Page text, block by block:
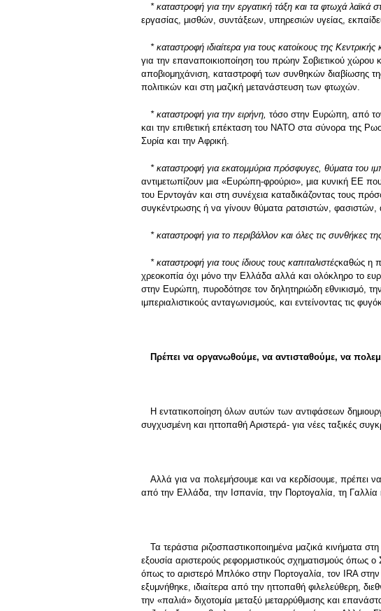
* καταστροφή για την εργατική τάξη και τα φτωχά λαϊκά
εργασίας, μισθών, συντάξεων, υπηρεσιών υγείας,
* καταστροφή ιδιαίτερα για τους κατοίκους της
για την επαναποικιοποίηση του πρώην Σοβιετικού χώρου
αποβιομηχάνιση, καταστροφή των συνθηκών διαβίωσης
πολιτικών και στη μαζική μετανάστευση των φτωχών.
* καταστροφή για την ειρήνη, τόσο στην Ευρώπη, από
και την επιθετική επέκταση του ΝΑΤΟ στα σύνορα της
Συρία και την Αφρική.
* καταστροφή για εκατομμύρια πρόσφυγες, θύματα του
αντιμετωπίζουν μια «Ευρώπη-φρούριο», μια κυνική ΕΕ
του Ερντογάν και στη συνέχεια καταδικάζοντας τους
συγκέντρωσης ή να γίνουν θύματα ρατσιστών, φασιστών,
* καταστροφή για το περιβάλλον και όλες τις συνθήκες
* καταστροφή για τους ίδιους τους καπιταλιστέςκαθώς η
χρεοκοπία όχι μόνο την Ελλάδα αλλά και ολόκληρο το
στην Ευρώπη, πυροδότησε τον δηλητηριώδη εθνικισμό,
ιμπεριαλιστικούς ανταγωνισμούς, και εντείνοντας τις
Πρέπει να οργανωθούμε, να αντισταθούμε, να
Η εντατικοποίηση όλων αυτών των αντιφάσεων
συγχυσμένη και ηττοπαθή Αριστερά- για νέες ταξικές
Αλλά για να πολεμήσουμε και να κερδίσουμε, πρέπει να
από την Ελλάδα, την Ισπανία, την Πορτογαλία, τη Γαλλία
Τα τεράστια ριζοσπαστικοποιημένα μαζικά κινήματα
εξουσία αριστερούς ρεφορμιστικούς σχηματισμούς
όπως το αριστερό Μπλόκο στην Πορτογαλία, τον IRA
εξυμνήθηκε, ιδιαίτερα από την ηττοπαθή φιλελεύθερη,
την «παλιά» διχοτομία μεταξύ μεταρρύθμισης και